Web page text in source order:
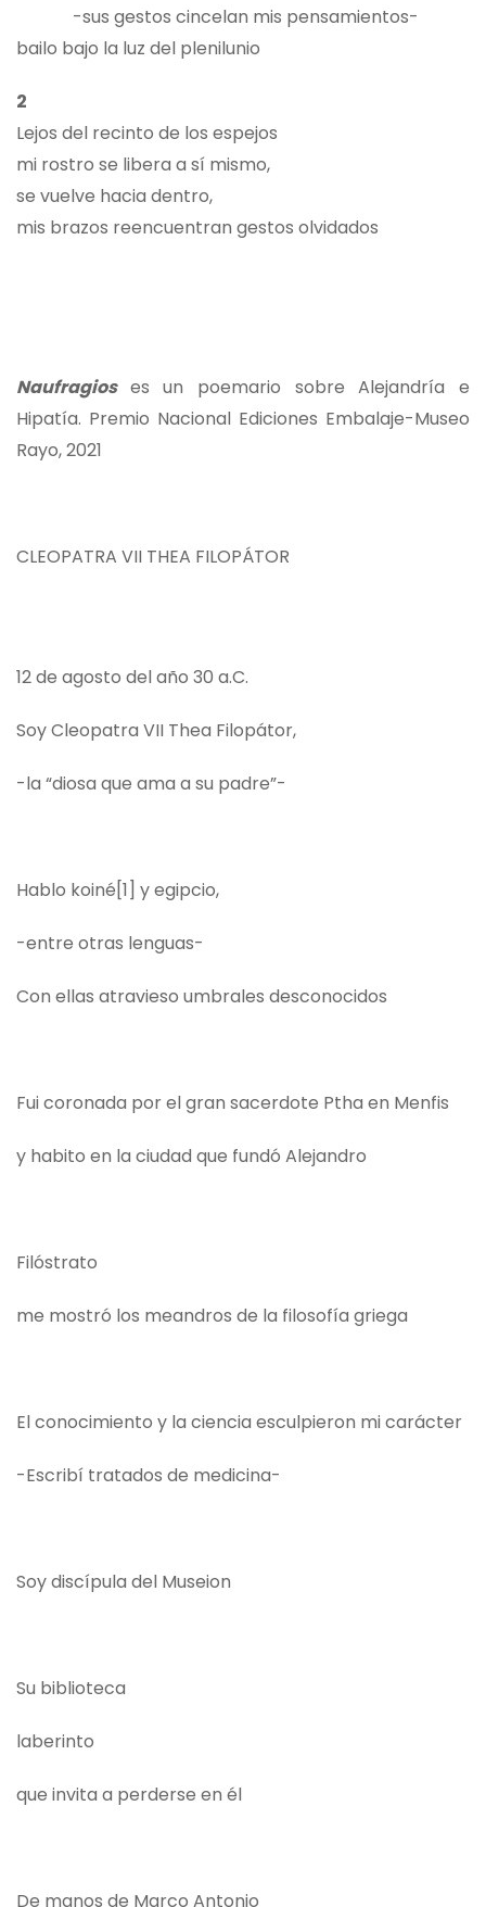
-sus gestos cincelan mis pensamientos-
bailo bajo la luz del plenilunio
2
Lejos del recinto de los espejos
mi rostro se libera a sí mismo,
se vuelve hacia dentro,
mis brazos reencuentran gestos olvidados
Naufragios es un poemario sobre Alejandría e
Hipatía. Premio Nacional Ediciones Embalaje-Museo
Rayo, 2021
CLEOPATRA VII THEA FILOPÁTOR
12 de agosto del año 30 a.C.
Soy Cleopatra VII Thea Filopátor,
-la “diosa que ama a su padre”-
Hablo koiné[1] y egipcio,
-entre otras lenguas-
Con ellas atravieso umbrales desconocidos
Fui coronada por el gran sacerdote Ptha en Menfis
y habito en la ciudad que fundó Alejandro
Filóstrato
me mostró los meandros de la filosofía griega
El conocimiento y la ciencia esculpieron mi carácter
-Escribí tratados de medicina-
Soy discípula del Museion
Su biblioteca
laberinto
que invita a perderse en él
De manos de Marco Antonio